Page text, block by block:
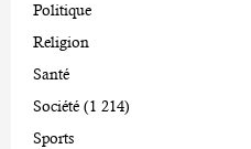
Politique
Religion
Santé
Société (1 214)
Sports